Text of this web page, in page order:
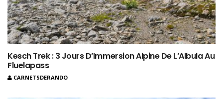
Kesch Trek : 3 Jours D’Immersion Alpine De L’Albula Au
Fluelapass
CARNETSDERANDO